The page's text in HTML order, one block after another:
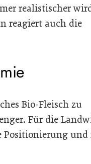
realistischer
reagiert auch die
Bio-Fleisch zu
Für die
Positionierung